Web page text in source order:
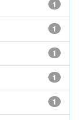
1
1
1
1
1